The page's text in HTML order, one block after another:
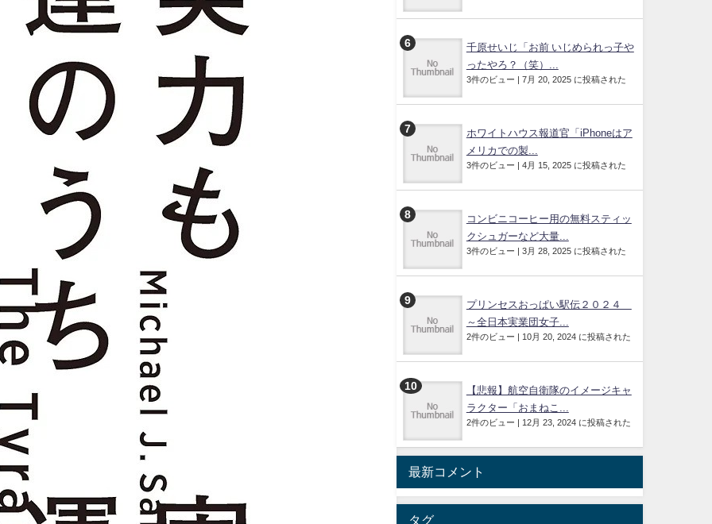
千原せいじ「お前 いじめられっ子や
ったやろ？（笑）...
3件のビュー 7月 20, 2025 に投稿された
ホワイトハウス報道官「iPhoneはア
メリカでの製...
3件のビュー 4月 15, 2025 に投稿された
コンビニコーヒー用の無料スティッ
クシュガーなど大量...
3件のビュー 3月 28, 2025 に投稿された
プリンセスおっぱい駅伝２０２４
～全日本実業団女子...
2件のビュー 10月 20, 2024 に投稿された
【悲報】航空自衛隊のイメージキャ
ラクター「おまねこ...
2件のビュー 12月 23, 2024 に投稿された
最新コメント
タグ